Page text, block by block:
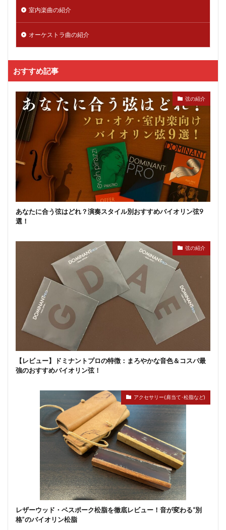
室内楽曲の紹介
オーケストラ曲の紹介
おすすめ記事
弦の紹介
あなたに合う弦はどれ？演奏スタイル別おすすめバイオリン弦9
選！
弦の紹介
【レビュー】ドミナントプロの特徴：まろやかな音色＆コスパ最
強のおすすめバイオリン弦！
アクセサリー(肩当て･松脂など)
レザーウッド・ベスポーク松脂を徹底レビュー！音が変わる“別
格”のバイオリン松脂